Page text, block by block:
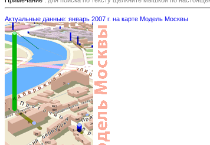
Актуальные данные: январь 2007 г. на карте Модель Москвы